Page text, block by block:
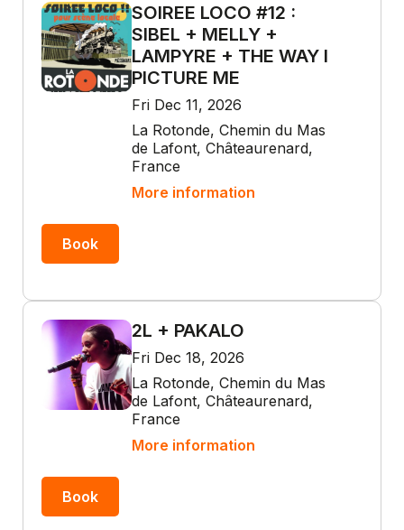
SOIREE LOCO #12 :
SIBEL + MELLY +
LAMPYRE + THE WAY I
PICTURE ME
Fri Dec 11, 2026
La Rotonde, Chemin du Mas
de Lafont, Châteaurenard,
France
More information
Book
2L + PAKALO
Fri Dec 18, 2026
La Rotonde, Chemin du Mas
de Lafont, Châteaurenard,
France
More information
Book